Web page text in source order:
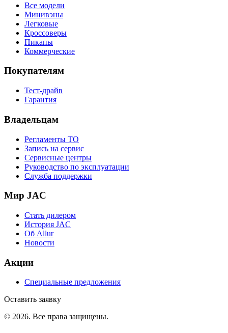
Все модели
Минивэны
Легковые
Кроссоверы
Пикапы
Коммерческие
Покупателям
Тест-драйв
Гарантия
Владельцам
Регламенты ТО
Запись на сервис
Сервисные центры
Руководство по эксплуатации
Служба поддержки
Мир JAC
Стать дилером
История JAC
Об Allur
Новости
Акции
Специальные предложения
Оставить заявку
© 2026. Все права защищены.